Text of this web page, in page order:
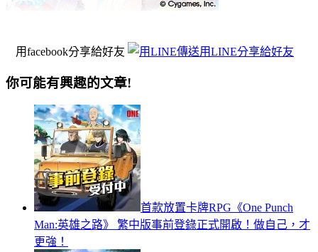
用facebook分享給好友 用LINE分享給好友
你可能有興趣的文章!
首款放置卡牌RPG《One Punch
Man:英雄之路》 繁中版事前登錄正式開啟！做自己，才
更強！